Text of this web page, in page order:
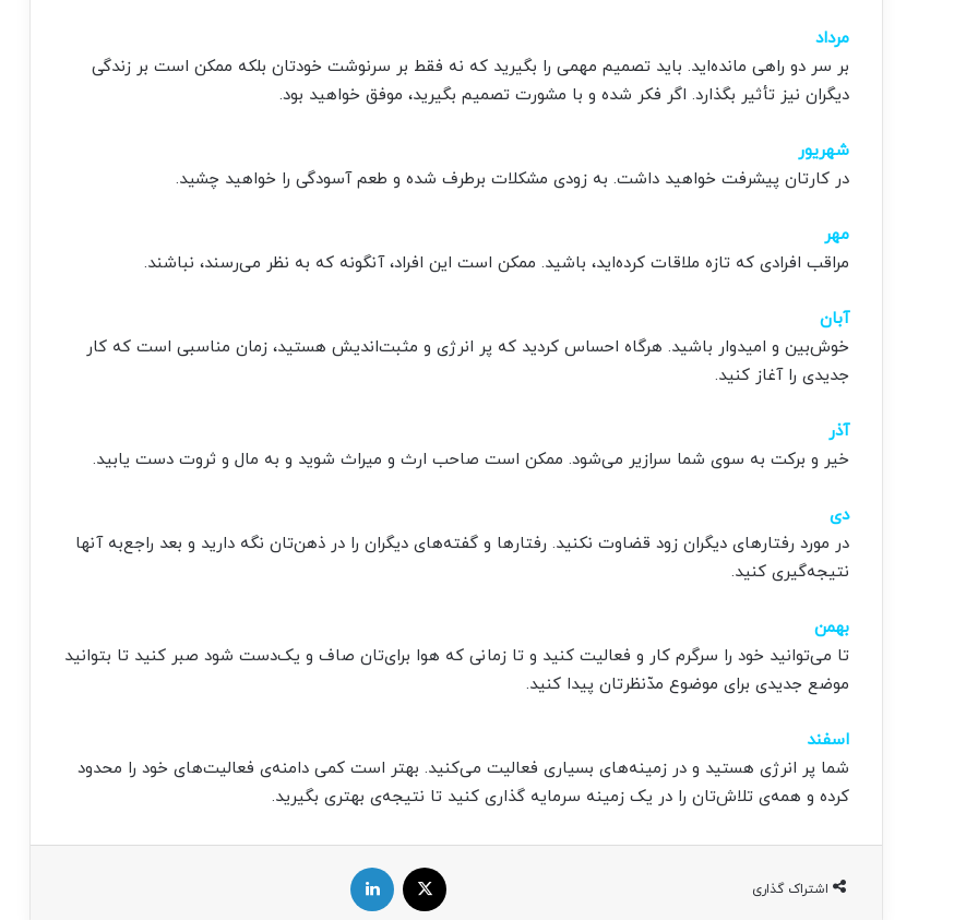
مرداد
بر سر دو راهی مانده‌اید. باید تصمیم مهمی را بگیرید که نه فقط بر سرنوشت خودتان بلکه ممکن است بر زندگی
دیگران نیز تأثیر بگذارد. اگر فکر شده و با مشورت تصمیم بگیرید، موفق خواهید بود.
شهریور
در کارتان پیشرفت خواهید داشت. به زودی مشکلات برطرف شده و طعم آسودگی را خواهید چشید.
مهر
مراقب افرادی که تازه ملاقات کرده‌اید، باشید. ممکن است این افراد، آنگونه که به نظر می‌رسند، نباشند.
آبان
خوش‌بین و امیدوار باشید. هرگاه احساس کردید که پر انرژی و مثبت‌اندیش هستید، زمان مناسبی است که کار
جدیدی را آغاز کنید.
آذر
خیر و برکت به سوی شما سرازیر می‌شود. ممکن است صاحب ارث و میراث شوید و به مال و ثروت دست یابید.
دی
در مورد رفتارهای دیگران زود قضاوت نکنید. رفتارها و گفته‌های دیگران را در ذهن‌تان نگه دارید و بعد راجع‌به آنها
نتیجه‌گیری کنید.
بهمن
تا می‌توانید خود را سرگرم کار و فعالیت کنید و تا زمانی که هوا برای‌تان صاف و یک‌دست شود صبر کنید تا بتوانید
موضع جدیدی برای موضوع مدّنظرتان پیدا کنید.
اسفند
شما پر انرژی هستید و در زمینه‌های بسیاری فعالیت می‌کنید. بهتر است کمی دامنه‌ی فعالیت‌های خود را محدود
کرده و همه‌ی تلاش‌تان را در یک زمینه سرمایه گذاری کنید تا نتیجه‌ی بهتری بگیرید.
اشتراک گذاری